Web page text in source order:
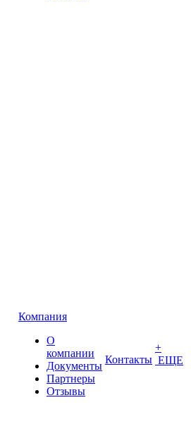
Компания
О
компании
Документы
Партнеры
Отзывы
Контакты
+
ЕЩЕ